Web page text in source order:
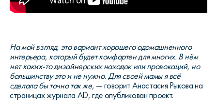
На мой взгляд, это вариант хорошего одомашненного
интерьера, который будет комфортен для многих. В нём
нет каких-то дизайнерских находок или провокаций, но
большинству это и не нужно. Для своей мамы я всё
сделала бы точно так же, — говорит Анастасия Рыкова на
страницах журнала AD, где опубликован проект.